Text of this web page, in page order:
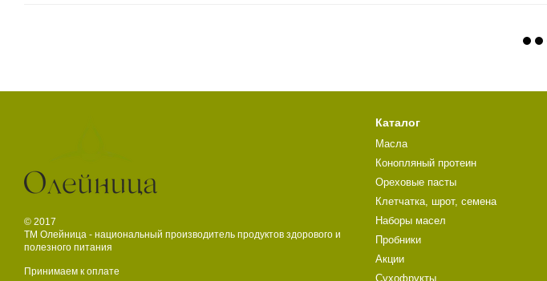
© 2017
ТМ Олейница - национальный производитель продуктов здорового и
полезного питания
Принимаем к оплате
Каталог
Масла
Конопляный протеин
Ореховые пасты
Клетчатка, шрот, семена
Наборы масел
Пробники
Акции
Сухофрукты